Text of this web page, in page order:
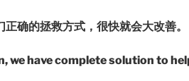
正确的拯救方式，很快就会大改善。
we have complete solution to